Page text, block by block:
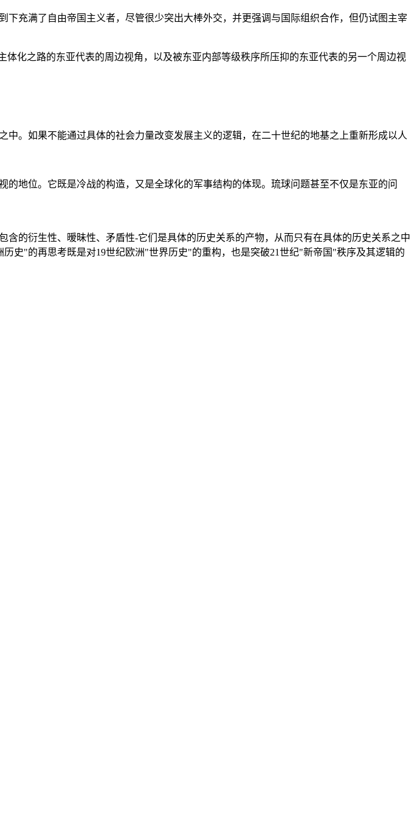
充满了自由帝国主义者，尽管很少突出大棒外交，并更强调与国际组织合作，但仍试图主宰
化之路的东亚代表的周边视角，以及被东亚内部等级秩序所压抑的东亚代表的另一个周边视
。如果不能通过具体的社会力量改变发展主义的逻辑，在二十世纪的地基之上重新形成以人
地位。它既是冷战的构造，又是全球化的军事结构的体现。琉球问题甚至不仅是东亚的问
的衍生性、暧昧性、矛盾性-它们是具体的历史关系的产物，从而只有在具体的历史关系之中
史"的再思考既是对19世纪欧洲"世界历史"的重构，也是突破21世纪"新帝国"秩序及其逻辑的